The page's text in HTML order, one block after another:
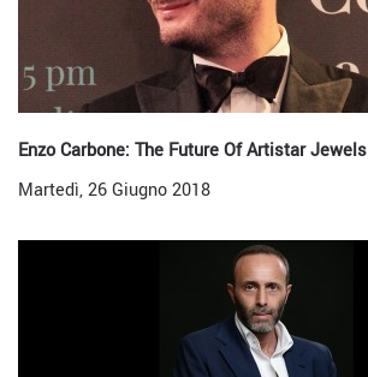
Enzo Carbone: The Future Of Artistar Jewels
Martedì, 26 Giugno 2018